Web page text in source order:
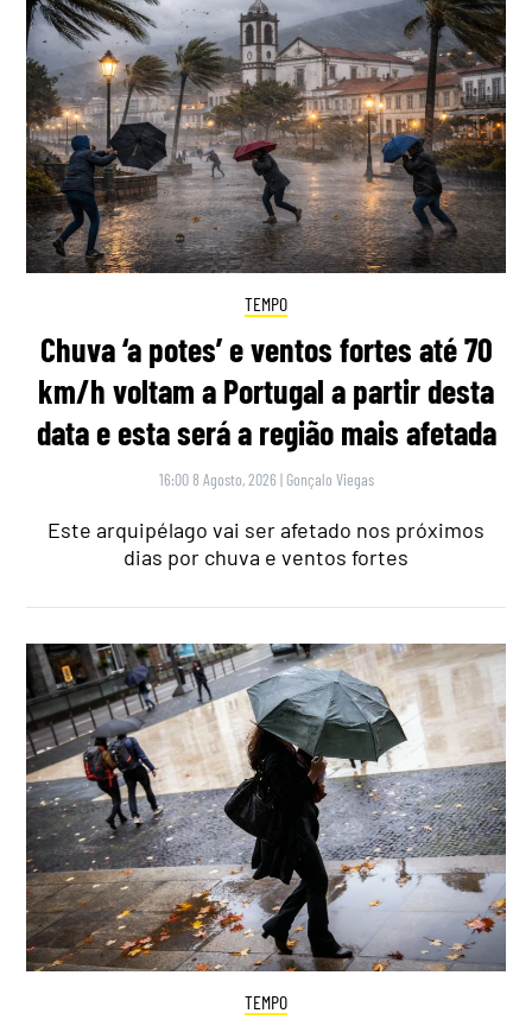
TEMPO
Chuva ‘a potes’ e ventos fortes até 70
km/h voltam a Portugal a partir desta
data e esta será a região mais afetada
16:00 8 Agosto, 2026 | Gonçalo Viegas
Este arquipélago vai ser afetado nos próximos
dias por chuva e ventos fortes
TEMPO